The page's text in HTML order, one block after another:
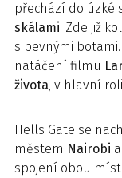
přechází do úzké
skálami. Zde již
s pevnými
natáčení filmu
života, v hlavní
Hells Gate se
městem Nairobi
spojení obou